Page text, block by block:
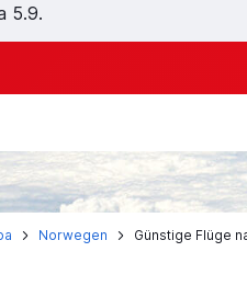
5.9.
Norwegen Günstige Flüge